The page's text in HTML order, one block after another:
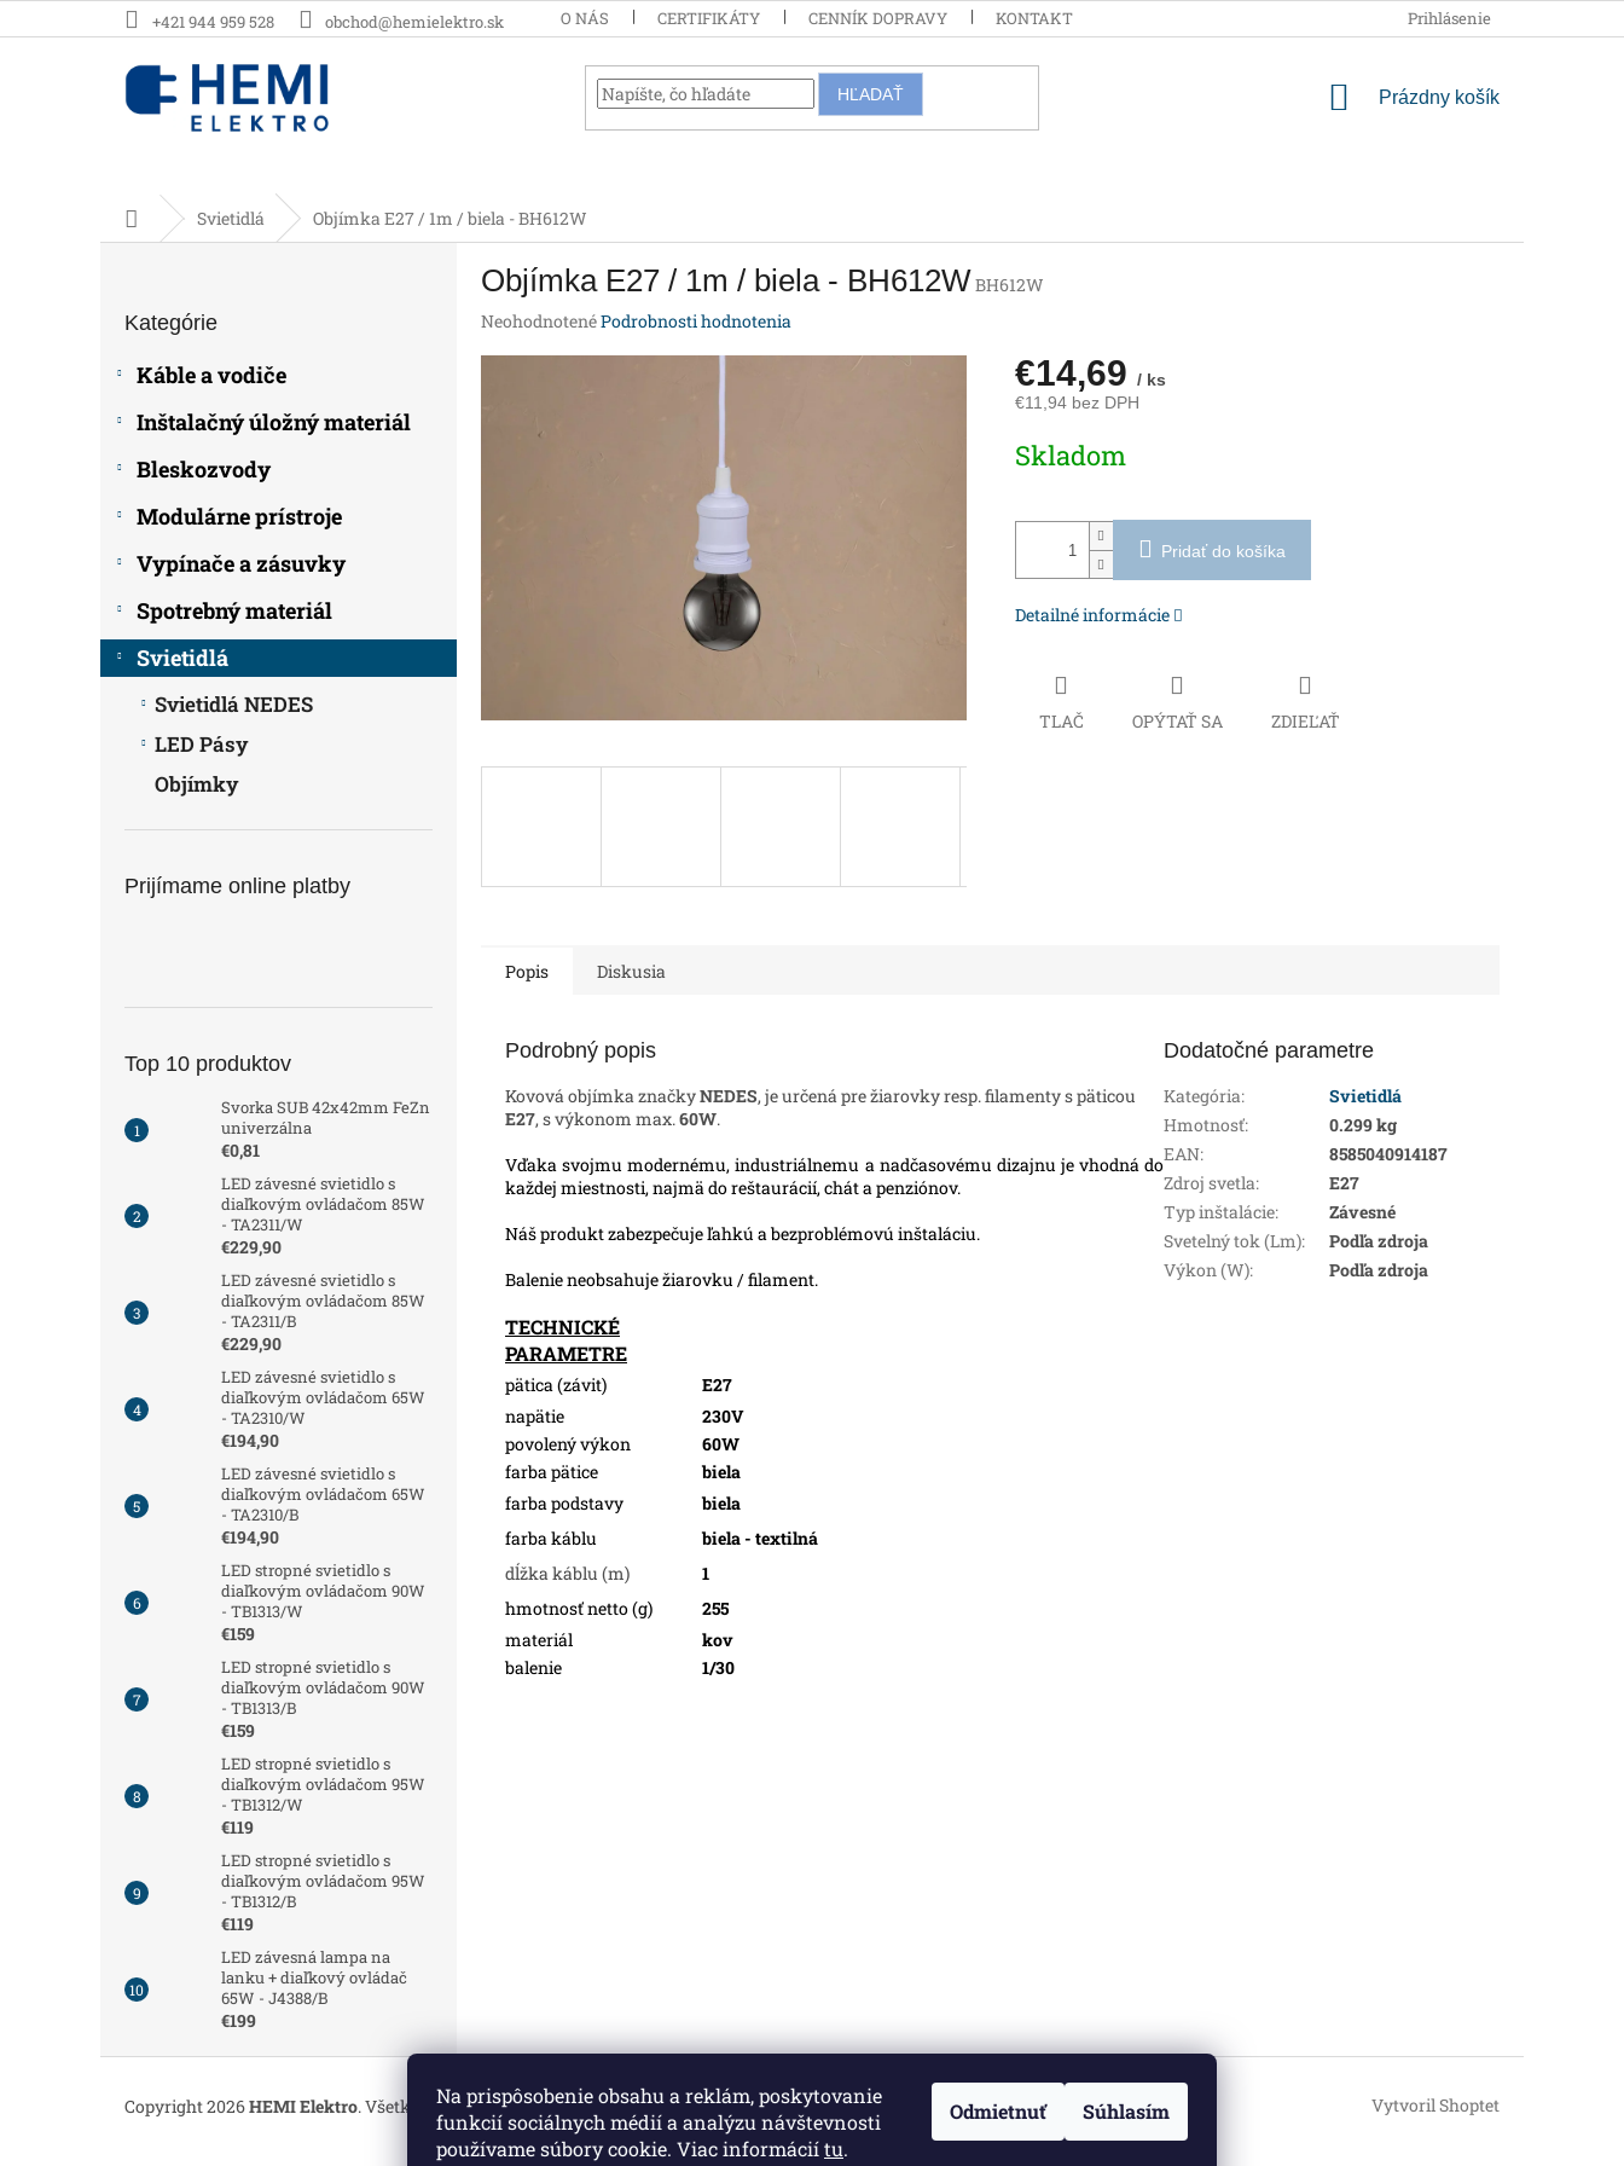
Na prispôsobenie obsahu a reklám, poskytovanie
funkcií sociálnych médií a analýzu návštevnosti
používame súbory cookie. Viac informáciítu.
Odmietnuť Súhlasím
na
+421 944 959 528 obchod@hemielektro.sk O NÁS CERTIFIKÁTY CENNÍK DOPRAVY KONTAKT PODMIENKY OCHRANY
Prihlásenie
HĽADAŤ
NÁKUPNÝ
Prázdny košík
DomovSvietidlá Objímka E27 / 1m / biela - BH612W
kategórie
Kategórie
Káble a vodiče
Inštalačný úložný materiál
Bleskozvody
Modulárne prístroje
Vypínače a zásuvky
Spotrebný materiál
Svietidlá
Svietidlá NEDES
LED Pásy
Objímky
Prijímame online platby
Top 10 produktov
Svorka SUB 42x42mm FeZn
univerzálna
€0,81
LED závesné svietidlo s
diaľkovým ovládačom 85W
- TA2311/W
€229,90
LED závesné svietidlo s
diaľkovým ovládačom 85W
- TA2311/B
€229,90
LED závesné svietidlo s
diaľkovým ovládačom 65W
- TA2310/W
€194,90
LED závesné svietidlo s
diaľkovým ovládačom 65W
- TA2310/B
€194,90
LED stropné svietidlo s
diaľkovým ovládačom 90W
- TB1313/W
€159
LED stropné svietidlo s
diaľkovým ovládačom 90W
- TB1313/B
€159
LED stropné svietidlo s
diaľkovým ovládačom 95W
- TB1312/W
€119
LED stropné svietidlo s
diaľkovým ovládačom 95W
- TB1312/B
€119
LED závesná lampa na
lanku + diaľkový ovládač
65W - J4388/B
€199
Objímka E27 / 1m / biela - BH612WBH612W
Priemerné
NeohodnotenéPodrobnosti hodnotenia
€14,69 / ks
€11,94 bez DPH
cena:
Skladom
Pridať do košíka
Detailné informácie
TLAČ OPÝTAŤ SA ZDIEĽAŤ
Popis Diskusia
Podrobný popis
Kovová objímka značkyNEDES, je určená pre žiarovky resp. filamenty s päticou
E27, s výkonom max. 60W.
Vďaka svojmu modernému, industriálnemu a nadčasovému dizajnu je vhodná do
každej miestnosti, najmä do reštaurácií, chát a penziónov.
Náš produkt zabezpečuje ľahkú a bezproblémovú inštaláciu.
Balenie neobsahuje žiarovku / filament.
TECHNICKÉ
PARAMETRE
pätica (závit)
E27
napätie
230V
povolený výkon
60W
farba pätice
biela
farba podstavy
biela
farba káblu
biela - textilná
dĺžka káblu (m)
1
hmotnosť netto (g)
255
materiál
kov
balenie
1/30
Dodatočné parametre
Kategória:
Svietidlá
Hmotnosť:
0.299 kg
EAN:
8585040914187
Zdroj svetla:
E27
Typ inštalácie:
Závesné
Svetelný tok (Lm):
Podľa zdroja
Výkon (W): Podľa zdroja
Vytvoril Shoptet
Copyright 2026HEMI Elektro. Všetky práva vyhradené.Upraviť nastavenie cookies